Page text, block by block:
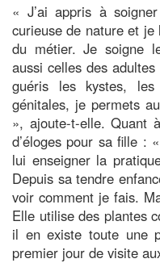
« J’ai appris à
curieuse de nature et je
du métier. Je soigne
aussi celles des
guéris les kystes, les
génitales, je permets
», ajoute-t-elle. Quant
d’éloges pour sa fille :
lui enseigner la
Depuis sa tendre
voir comment je fais.
Elle utilise des plantes
il en existe toute une
premier jour de visite